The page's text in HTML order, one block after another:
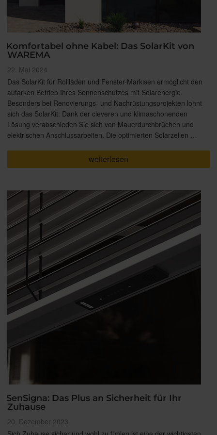
Komfortabel ohne Kabel: Das SolarKit von
WAREMA
Veröffentlicht
am
22. Mai 2024
Das SolarKit für Rollläden und Fenster-Markisen ermöglicht den
autarken Betrieb Ihres Sonnenschutzes mit Solarenergie.
Besonders bei Renovierungs- und Nachrüstungsprojekten lohnt
sich das SolarKit: Dank der cleveren und klimaschonenden
Lösung verabschieden Sie sich von Mauerdurchbrüchen und
elektrischen Anschlussarbeiten. Die optimierten Solarzellen …
„Komfortabel
ohne
SolarKit
von
WAREMA“
weiterlesen
SenSigna: Das Plus an Sicherheit für Ihr
Zuhause
Veröffentlicht
am
20. Dezember 2023